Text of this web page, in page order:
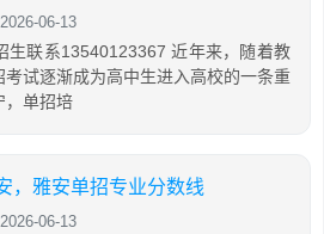
06-13
生联系13540123367 近年来，随着教
试逐渐成为高中生进入高校的一条重
，单招培
，雅安单招专业分数线
06-13